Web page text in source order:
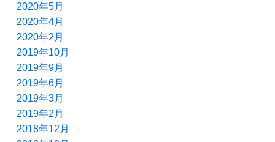
2020年5月
2020年4月
2020年2月
2019年10月
2019年9月
2019年6月
2019年3月
2019年2月
2018年12月